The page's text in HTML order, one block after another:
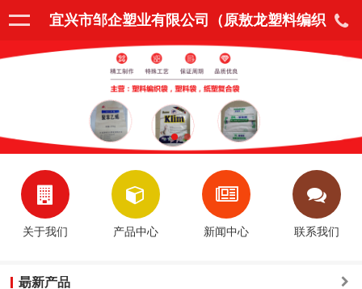
宜兴市邹企塑业有限公司（原敖龙塑料编织
袋厂）
关于我们 产品中心 新闻中心 联系我们
朂新产品